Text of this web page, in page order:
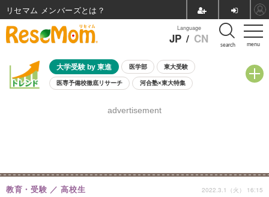
menu
Language
JP / CN search
大学受験 by 東進 医学部 東大受験
医専予備校徹底リサーチ 河合塾×東大特集
8月開催学校説明会・相談会
advertisement
教育・受験 高校生 2022.3.1（火） 16:15
リセマム メンバーズ